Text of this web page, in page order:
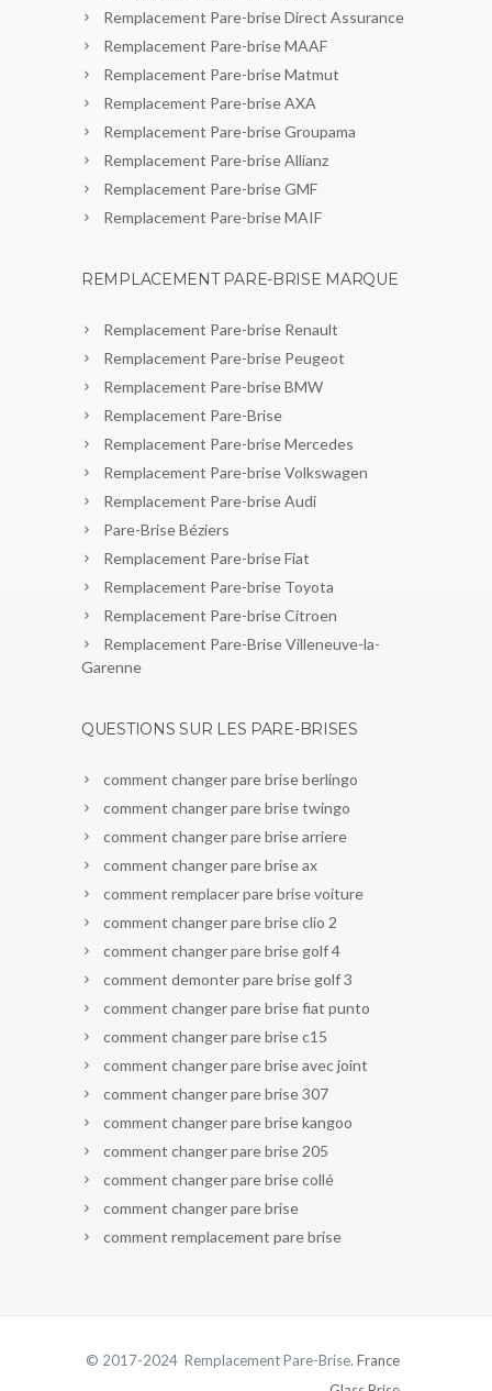
Remplacement Pare-brise Direct Assurance
Remplacement Pare-brise MAAF
Remplacement Pare-brise Matmut
Remplacement Pare-brise AXA
Remplacement Pare-brise Groupama
Remplacement Pare-brise Allianz
Remplacement Pare-brise GMF
Remplacement Pare-brise MAIF
REMPLACEMENT PARE-BRISE MARQUE
Remplacement Pare-brise Renault
Remplacement Pare-brise Peugeot
Remplacement Pare-brise BMW
Remplacement Pare-Brise
Remplacement Pare-brise Mercedes
Remplacement Pare-brise Volkswagen
Remplacement Pare-brise Audi
Pare-Brise Béziers
Remplacement Pare-brise Fiat
Remplacement Pare-brise Toyota
Remplacement Pare-brise Citroen
Remplacement Pare-Brise Villeneuve-la-
Garenne
QUESTIONS SUR LES PARE-BRISES
comment changer pare brise berlingo
comment changer pare brise twingo
comment changer pare brise arriere
comment changer pare brise ax
comment remplacer pare brise voiture
comment changer pare brise clio 2
comment changer pare brise golf 4
comment demonter pare brise golf 3
comment changer pare brise fiat punto
comment changer pare brise c15
comment changer pare brise avec joint
comment changer pare brise 307
comment changer pare brise kangoo
comment changer pare brise 205
comment changer pare brise collé
comment changer pare brise
comment remplacement pare brise
© 2017-2024 Remplacement Pare-Brise. France